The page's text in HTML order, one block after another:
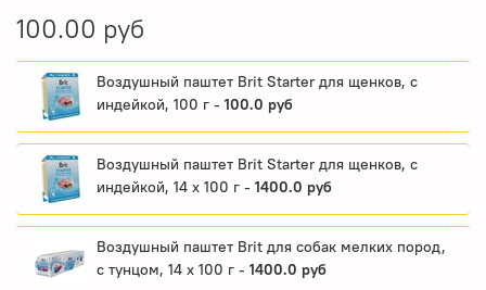
100.00 руб
Воздушный паштет Brit Starter для щенков, с
индейкой, 100 г - 100.0 руб
Воздушный паштет Brit Starter для щенков, с
индейкой, 14 х 100 г - 1400.0 руб
Воздушный паштет Brit для собак мелких пород,
с тунцом, 14 x 100 г - 1400.0 руб